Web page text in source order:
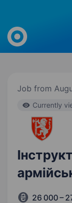
Work.ua
Job from
Currently
26 000 –